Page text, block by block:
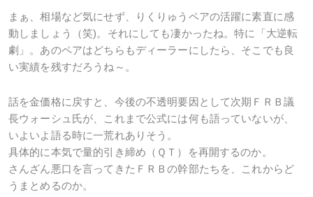
まぁ、相場など気にせず、りくりゅうペアの活躍に素直に感
動しましょう（笑)。それにしても凄かったね。特に「大逆転
劇」。あのペアはどちらもディーラーにしたら、そこでも良
い実績を残すだろうね～。
話を金価格に戻すと、今後の不透明要因として次期ＦＲＢ議
長ウォーシュ氏が、これまで公式には何も語っていないが、
いよいよ語る時に一荒れありそう。
具体的に本気で量的引き締め（ＱＴ）を再開するのか。
さんざん悪口を言ってきたＦＲＢの幹部たちを、これからど
うまとめるのか。